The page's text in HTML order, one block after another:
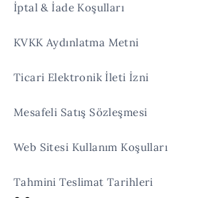
İptal & İade Koşulları
KVKK Aydınlatma Metni
Ticari Elektronik İleti İzni
Mesafeli Satış Sözleşmesi
Web Sitesi Kullanım Koşulları
Tahmini Teslimat Tarihleri